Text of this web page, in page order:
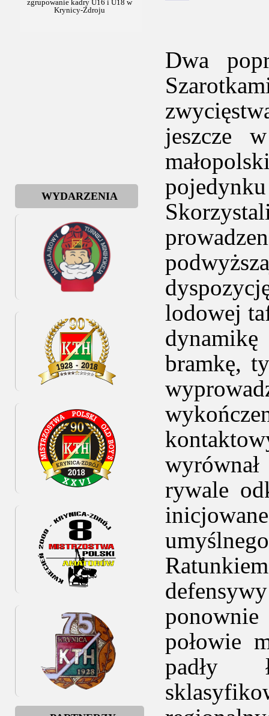
WYDARZENIA
Dwa
jeszcze
lodowej
bramkę,
rywale
połowie
padły